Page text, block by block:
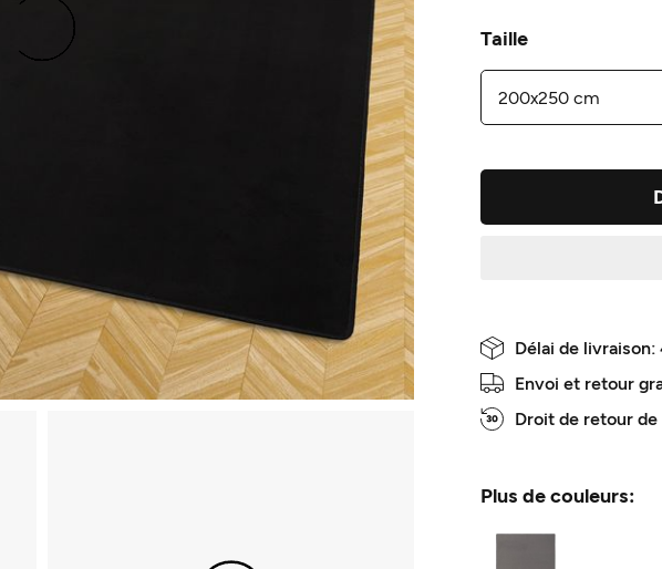
Taille
Délai de
Envoi et retour
Droit de retour
Plus de couleurs: